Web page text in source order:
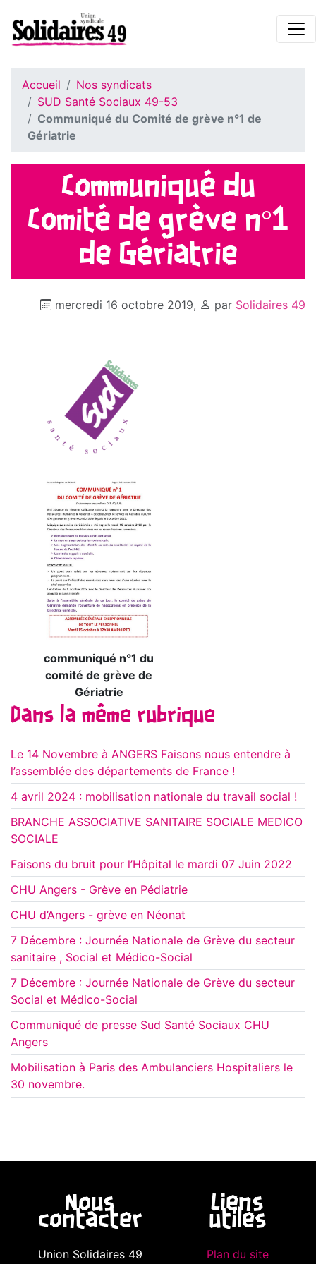
Accueil
Nos syndicats
SUD Santé Sociaux 49-53
Communiqué du Comité de grève n°1 de
Gériatrie
Communiqué du
Comité de grève n°1
de Gériatrie
mercredi 16 octobre 2019, par Solidaires 49
communiqué n°1 du
comité de grève de
Gériatrie
Dans la même rubrique
Le 14 Novembre à ANGERS Faisons nous entendre à
l’assemblée des départements de France !
4 avril 2024 : mobilisation nationale du travail social !
BRANCHE ASSOCIATIVE SANITAIRE SOCIALE MEDICO
SOCIALE
Faisons du bruit pour l’Hôpital le mardi 07 Juin 2022
CHU Angers - Grève en Pédiatrie
CHU d’Angers - grève en Néonat
7 Décembre : Journée Nationale de Grève du secteur
sanitaire , Social et Médico-Social
7 Décembre : Journée Nationale de Grève du secteur
Social et Médico-Social
Communiqué de presse Sud Santé Sociaux CHU
Angers
Mobilisation à Paris des Ambulanciers Hospitaliers le
30 novembre.
Nous
contacter
Union Solidaires 49
Liens
utiles
Plan du site